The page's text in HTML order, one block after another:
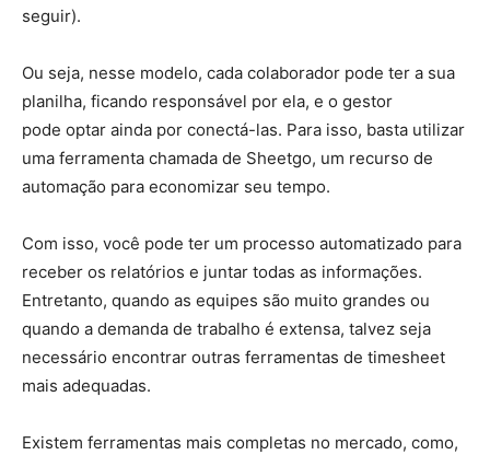
seguir).
Ou seja, nesse modelo, cada colaborador pode ter a sua
planilha, ficando responsável por ela, e o gestor
pode optar ainda por conectá-las. Para isso, basta utilizar
uma ferramenta chamada de Sheetgo, um recurso de
automação para economizar seu tempo.
Com isso, você pode ter um processo automatizado para
receber os relatórios e juntar todas as informações.
Entretanto, quando as equipes são muito grandes ou
quando a demanda de trabalho é extensa, talvez seja
necessário encontrar outras ferramentas de timesheet
mais adequadas.
Existem ferramentas mais completas no mercado, como,